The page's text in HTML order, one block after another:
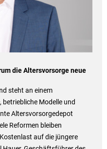
die Altersvorsorge neue
steht an einem
betriebliche Modelle und
Altersvorsorgedepot
Reformen bleiben
auf die jüngere